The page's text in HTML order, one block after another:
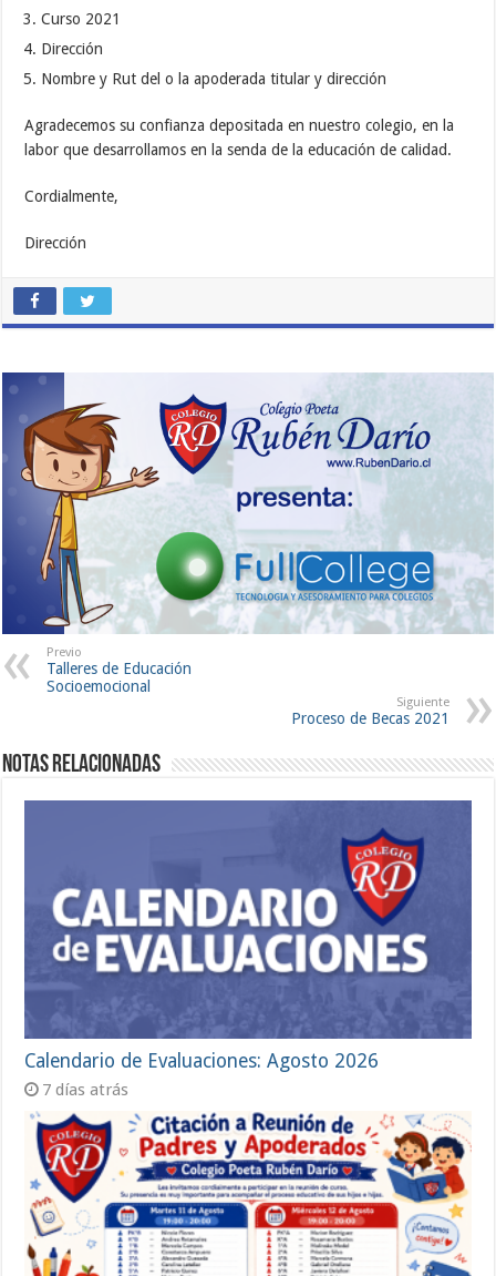
Curso 2021
Dirección
Nombre y Rut del o la apoderada titular y dirección
Agradecemos su confianza depositada en nuestro colegio, en la
labor que desarrollamos en la senda de la educación de calidad.
Cordialmente,
Dirección
Previo
Talleres de Educación
Socioemocional
Siguiente
Proceso de Becas 2021
Notas Relacionadas
Calendario de Evaluaciones: Agosto 2026
7 días atrás